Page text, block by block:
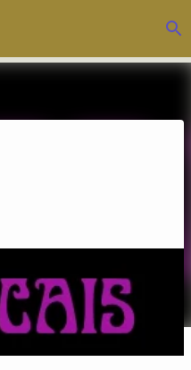
principal